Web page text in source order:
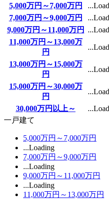
5,000万円～7,000万円
7,000万円～9,000万円
9,000万円～11,000万円
11,000万円～13,000万
円
13,000万円～15,000万
円
15,000万円～30,000万
円
30,000万円以上～
一戸建て
5,000万円～7,000万円
...Loading
7,000万円～9,000万円
...Loading
9,000万円～11,000万円
...Loading
11,000万円～13,000万円